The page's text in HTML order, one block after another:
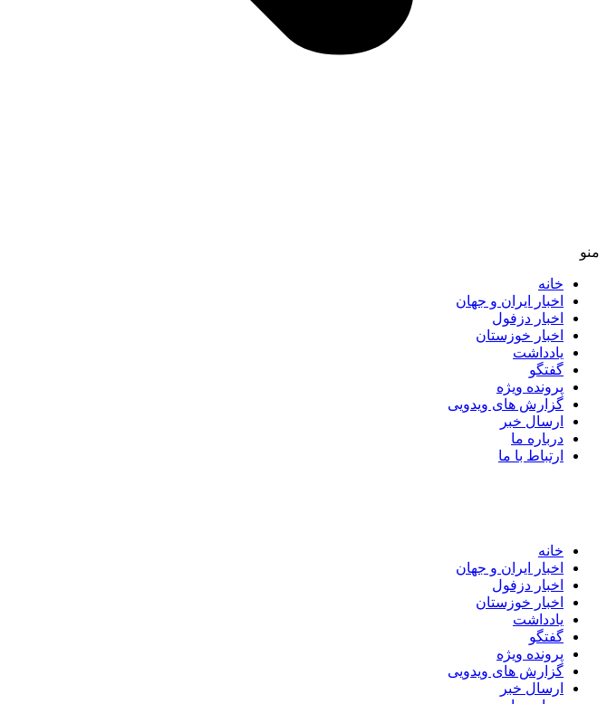
منو
خانه
اخبار ایران و جهان
اخبار دزفول
اخبار خوزستان
یادداشت
گفتگو
پرونده ویژه
گزارش های ویدویی
ارسال خبر
درباره ما
ارتباط با ما
خانه
اخبار ایران و جهان
اخبار دزفول
اخبار خوزستان
یادداشت
گفتگو
پرونده ویژه
گزارش های ویدویی
ارسال خبر